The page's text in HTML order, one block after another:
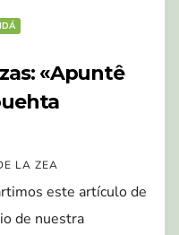
«Apuntê
LA ZEA
este artículo de
de nuestra